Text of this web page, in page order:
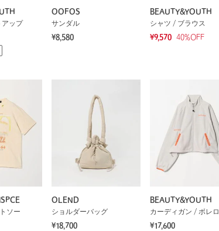
ップ
OOFOS
サンダル
¥8,580
BEAUTY&YOUTH
シャツ / ブラウス
¥9,570
40%OFF
ソー
OLEND
ショルダーバッグ
¥18,700
BEAUTY&YOUTH
カーディガン / ボレロ
¥17,600